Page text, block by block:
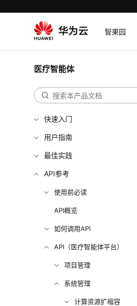
智果园
医疗智能体
最新动态
产品介绍
快速入门
用户指南
最佳实践
API参考
使用前必读
API概览
如何调用API
API（医疗智能体平台）
项目管理
系统管理
计算资源扩缩容